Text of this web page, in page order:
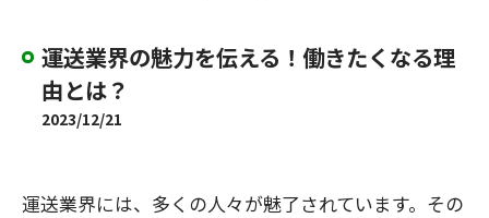
運送業界の魅力を伝える！働きたくなる理
由とは？
2023/12/21
運送業界には、多くの人々が魅了されています。その